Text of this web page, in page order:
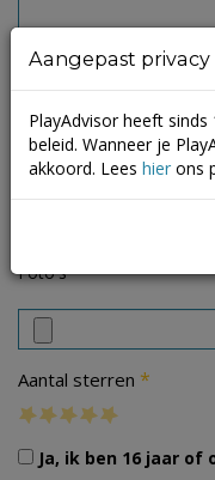
Foto's
Aantal sterren *
Ja, ik ben 16 jaar
Aangepast privacy
PlayAdvisor heeft
beleid. Wanneer je
akkoord. Lees hier ons